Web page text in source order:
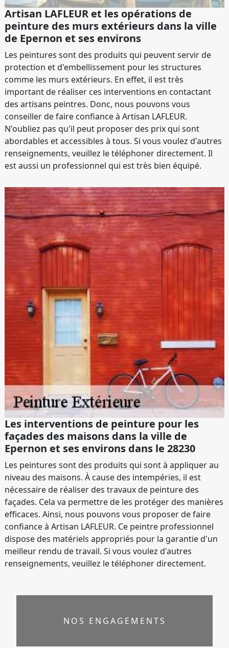
Artisan LAFLEUR et les opérations de
peinture des murs extérieurs dans la ville
de Epernon et ses environs
Les peintures sont des produits qui peuvent servir de
protection et d'embellissement pour les structures
comme les murs extérieurs. En effet, il est très
important de réaliser ces interventions en contactant
des artisans peintres. Donc, nous pouvons vous
conseiller de faire confiance à Artisan LAFLEUR.
N'oubliez pas qu'il peut proposer des prix qui sont
abordables et accessibles à tous. Si vous voulez d'autres
renseignements, veuillez le téléphoner directement. Il
est aussi un professionnel qui est très bien équipé.
Les interventions de peinture pour les
façades des maisons dans la ville de
Epernon et ses environs dans le 28230
Les peintures sont des produits qui sont à appliquer au
niveau des maisons. À cause des intempéries, il est
nécessaire de réaliser des travaux de peinture des
façades. Cela va permettre de les protéger des manières
efficaces. Ainsi, nous pouvons vous proposer de faire
confiance à Artisan LAFLEUR. Ce peintre professionnel
dispose des matériels appropriés pour la garantie d'un
meilleur rendu de travail. Si vous voulez d'autres
renseignements, veuillez le téléphoner directement.
NOS ENGAGEMENTS